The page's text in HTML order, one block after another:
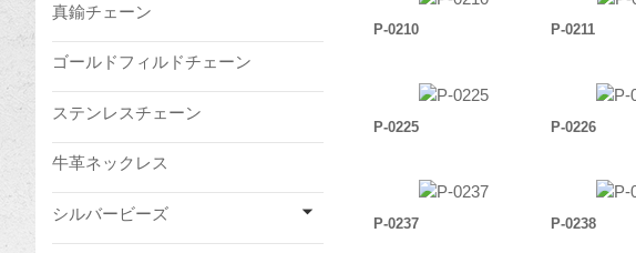
P-0210 P-0211
P-0225 P-0226
P-0237 P-0238
真鍮チェーン
ゴールドフィルドチェーン
ステンレスチェーン
牛革ネックレス
シルバービーズ